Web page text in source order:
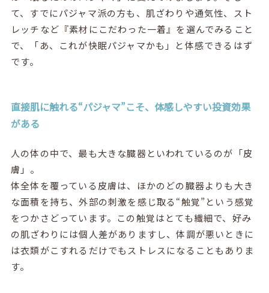
て、すでにパジャマ派の方も、肌ざわりや通気性、スト
レッチなど『素材にこだわった一着』を選んでみること
で、「あ、これが快眠パジャマかも」と体感できるはず
です。
直接肌に触れる“パジャマ”こそ、体感しやすい投資効果
がある
人の体の中で、最も大きな臓器といわれているのが「皮
膚」。
体全体を覆っている皮膚は、ほかのどの臓器よりも大き
な面積を持ち、外部の刺激を感じ取る“触覚”という感覚
をつかさどっています。この触覚はとても繊細で、好み
の肌ざわりには個人差がありますし、体調が悪いときに
は衣類がこすれるだけでもストレスになることもありま
す。